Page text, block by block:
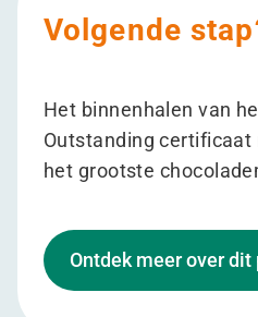
Volgende
Het binnenhalen van
Outstanding certificaat
het grootste
Ontdek meer over dit